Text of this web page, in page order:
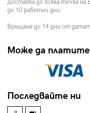
Доставка до всяка точка на
до 10 работни дни.
Връщане до 14 дни от
Може да платите
Последвайте ни